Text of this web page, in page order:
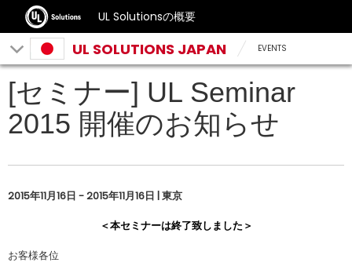
UL Solutionsの概要
UL SOLUTIONS JAPAN EVENTS
[セミナー] UL Seminar
2015 開催のお知らせ
2015年11月16日 - 2015年11月16日 | 東京
＜本セミナーは終了致しました＞
お客様各位